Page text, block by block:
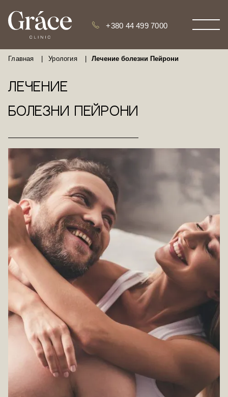
+380 44 499 7000
Главная Урология Лечение болезни Пейрони
Лечение
болезни Пейрони